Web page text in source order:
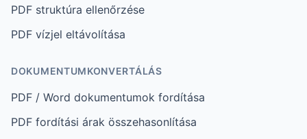
PDF struktúra ellenőrzése
PDF vízjel eltávolítása
DOKUMENTUMKONVERTÁLÁS
PDF / Word dokumentumok fordítása
PDF fordítási árak összehasonlítása